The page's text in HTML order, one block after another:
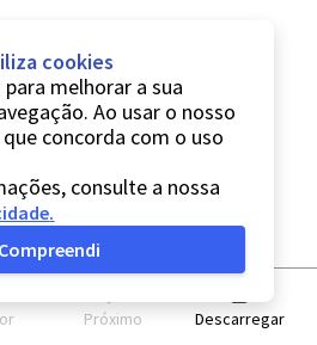
Próximo Descarregar
cookies
melhorar a sua
Ao usar o nosso
concorda com o uso
consulte a nossa
.
Compreendi